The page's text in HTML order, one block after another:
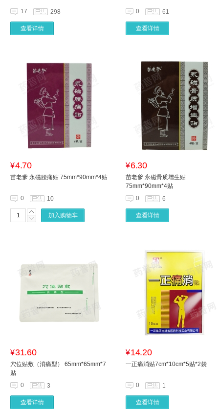
17 298
查看详情
0 61
查看详情
¥4.70
苗老爹 永磁腰痛贴 75mm*90mm*4贴
0 10
加入购物车
¥6.30
苗老爹 永磁骨质增生贴
75mm*90mm*4贴
0
6
查看详情
¥31.60
穴位贴敷（消痛型） 65mm*65mm*7
贴
0
3
查看详情
¥14.20
一正痛消贴7cm*10cm*5贴*2袋
0 1
查看详情